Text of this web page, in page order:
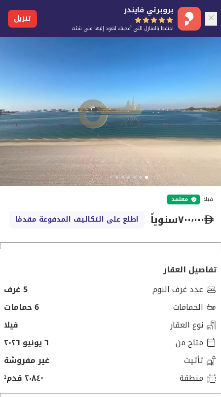
بروبرتي فايندر
احتفظ بالمنازل التي أعجبتك لتعود إليها متى شئت
تنزيل
فيلا معتمد
٧٠٠٬٠٠٠سنوياً اطلع على التكاليف المدفوعة مقدمًا
تفاصيل العقار
عدد غرف النوم
5 غرف
الحمامات
6 حمامات
نوع العقار
فيلا
متاح من
٦ يونيو ٢٠٢٦
تأثيث
غير مفروشة
منطقة
٢٬٨٤٠ قدم²